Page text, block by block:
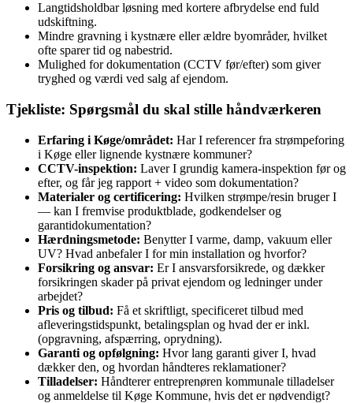
Langtidsholdbar løsning med kortere afbrydelse end fuld
udskiftning.
Mindre gravning i kystnære eller ældre byområder, hvilket
ofte sparer tid og nabestrid.
Mulighed for dokumentation (CCTV før/efter) som giver
tryghed og værdi ved salg af ejendom.
Tjekliste: Spørgsmål du skal stille håndværkeren
Erfaring i Køge/området: Har I referencer fra strømpeforing
i Køge eller lignende kystnære kommuner?
CCTV-inspektion: Laver I grundig kamera-inspektion før og
efter, og får jeg rapport + video som dokumentation?
Materialer og certificering: Hvilken strømpe/resin bruger I
— kan I fremvise produktblade, godkendelser og
garantidokumentation?
Hærdningsmetode: Benytter I varme, damp, vakuum eller
UV? Hvad anbefaler I for min installation og hvorfor?
Forsikring og ansvar: Er I ansvarsforsikrede, og dækker
forsikringen skader på privat ejendom og ledninger under
arbejdet?
Pris og tilbud: Få et skriftligt, specificeret tilbud med
afleveringstidspunkt, betalingsplan og hvad der er inkl.
(opgravning, afspærring, oprydning).
Garanti og opfølgning: Hvor lang garanti giver I, hvad
dækker den, og hvordan håndteres reklamationer?
Tilladelser: Håndterer entreprenøren kommunale tilladelser
og anmeldelse til Køge Kommune, hvis det er nødvendigt?